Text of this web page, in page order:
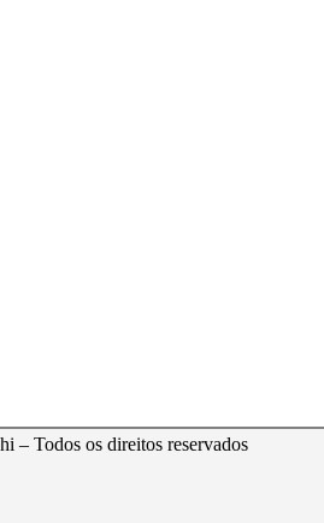
Todos os direitos reservados